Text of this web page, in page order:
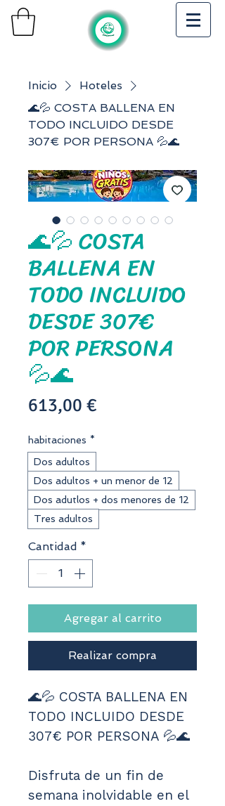
Inicio
Hoteles
🌊💦 COSTA BALLENA EN
TODO INCLUIDO DESDE
307€ POR PERSONA 💦🌊
🌊💦 COSTA
BALLENA EN
TODO INCLUIDO
DESDE 307€
POR PERSONA
💦🌊
613,00 €
habitaciones *
Dos adultos
Dos adultos + un menor de 12
Dos adutlos + dos menores de 12
Tres adultos
Cantidad *
Agregar al carrito
Realizar compra
🌊💦 COSTA BALLENA EN
TODO INCLUIDO DESDE
307€ POR PERSONA 💦🌊
Disfruta de un fin de
semana inolvidable en el